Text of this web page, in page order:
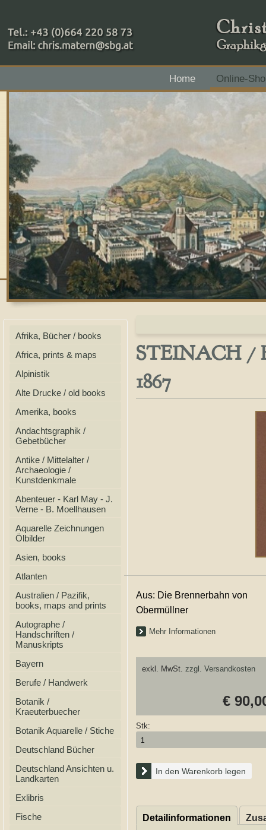
+43 (0)664 220 58 73
Home
Online-
Zahlungsmethoden: RAIBA - Flachgau Mitte - IBAN
Afrika, Bücher / books
Africa, prints & maps
Alpinistik
Alte Drucke / old books
Amerika, books
Andachtsgraphik /
Gebetbücher
Antike / Mittelalter /
Archaeologie /
Kunstdenkmale
Abenteuer - Karl May - J.
Verne - B. Moellhausen
Aquarelle Zeichnungen
Ölbilder
Asien, books
Atlanten
Australien / Pazifik,
books, maps and prints
Autographe /
Handschriften /
Manuskripts
Bayern
Berufe / Handwerk
Botanik /
Kraeuterbuecher
Botanik Aquarelle / Stiche
Deutschland Bücher
Deutschland Ansichten u.
Landkarten
Exlibris
Fische
STEINACH /
1867
Aus: Die Brennerbahn von
Obermüllner
Mehr Informationen
exkl. MwSt. zzgl. Versandkosten
€
Stk:
In den Warenkorb legen
Detailinformationen